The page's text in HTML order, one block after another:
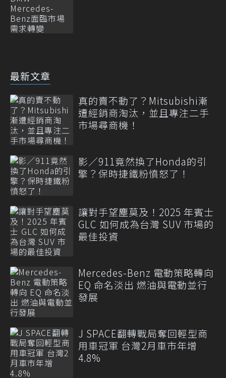
最新文章
真的賣不動了？Mitsubishi漸
遭經銷商淘汰，並且專注二手
市場尋商機！
影／911竟然換了Honda的引
擎？保時捷鐵粉憤怒了！
讓對手望塵莫及！2025 年賓士
GLC 如何成為台灣 SUV 市場的
最佳投資
Mercedes-Benz 電動策略轉向
EQ 命名淡出 燃油與電動並行
發展
J SPACE翻轉戰局奪回輕型商
用車冠軍 台灣2月車市年增
4.8%